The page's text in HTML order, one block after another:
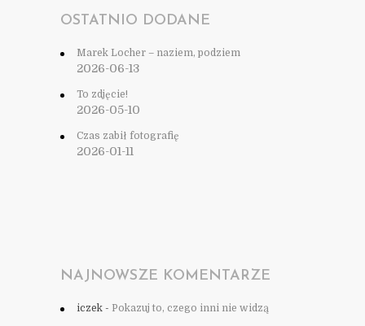
OSTATNIO DODANE
Marek Locher – naziem, podziem
2026-06-13
To zdjęcie!
2026-05-10
Czas zabił fotografię
2026-01-11
NAJNOWSZE KOMENTARZE
iczek - Pokazuj to, czego inni nie widzą